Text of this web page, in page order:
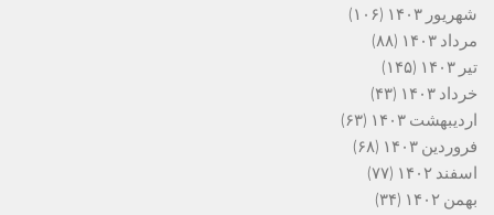
شهریور ۱۴۰۳
(۱۰۶)
مرداد ۱۴۰۳
(۸۸)
تیر ۱۴۰۳
(۱۴۵)
خرداد ۱۴۰۳
(۴۳)
اردیبهشت ۱۴۰۳
(۶۳)
فروردین ۱۴۰۳
(۶۸)
اسفند ۱۴۰۲
(۷۷)
بهمن ۱۴۰۲
(۳۴)